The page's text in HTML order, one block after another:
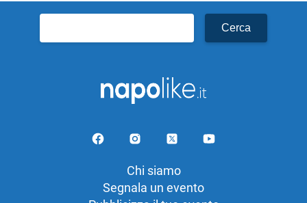
per:
Chi siamo
Segnala un evento